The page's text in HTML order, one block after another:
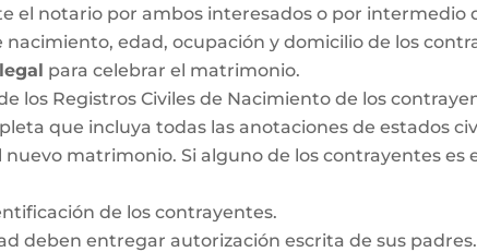
el notario por ambos interesados o por intermedio
edad, ocupación y domicilio de los
para celebrar el matrimonio.
los Registros Civiles de Nacimiento de los
que incluya todas las anotaciones de estados
matrimonio. Si alguno de los contrayentes
de los contrayentes.
deben entregar autorización escrita de sus padres.